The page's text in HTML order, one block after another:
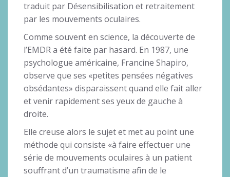
traduit par Désensibilisation et retraitement
par les mouvements oculaires.
Comme souvent en science, la découverte de
l’EMDR a été faite par hasard. En 1987, une
psychologue américaine, Francine Shapiro,
observe que ses «petites pensées négatives
obsédantes» disparaissent quand elle fait aller
et venir rapidement ses yeux de gauche à
droite.
Elle creuse alors le sujet et met au point une
méthode qui consiste «à faire effectuer une
série de mouvements oculaires à un patient
souffrant d’un traumatisme afin de le